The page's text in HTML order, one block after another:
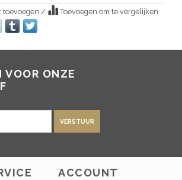
/ Toevoegen om te vergelijken
VOOR ONZE
VERSTUUR
ACCOUNT